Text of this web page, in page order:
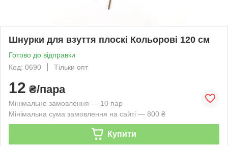
Шнурки для взуття плоскі Кольорові 120 см
Готово до відправки
Код: 0690
Тільки опт
12 ₴/пара
Мінімальне замовлення — 10 пар
Мінімальна сума замовлення на сайті — 800 ₴
Купити